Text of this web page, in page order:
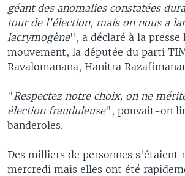
géant des anomalies constatées
tour de l'élection, mais on nous a
lacrymogène", a déclaré à la presse
mouvement, la députée du parti
Ravalomanana, Hanitra
" Respectez notre choix, on ne
élection frauduleuse", pouvait-on
banderoles.
Des milliers de personnes s'étaient
mercredi mais elles ont été